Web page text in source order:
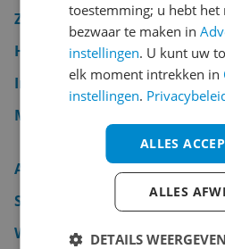
Zonnebank
Houdingcorrectors &
Insectenwerende middelen
Massagetafels & massage-
Anti-snurkproducten
Slaapmaskers & reiskussens
Witteruisapparaten
toestemming; u hebt het
bezwaar te maken in
instellingen. U kunt uw
elk moment intrekken in
instellingen.
ALLES
ALLES
DETAILS WEERGEVEN